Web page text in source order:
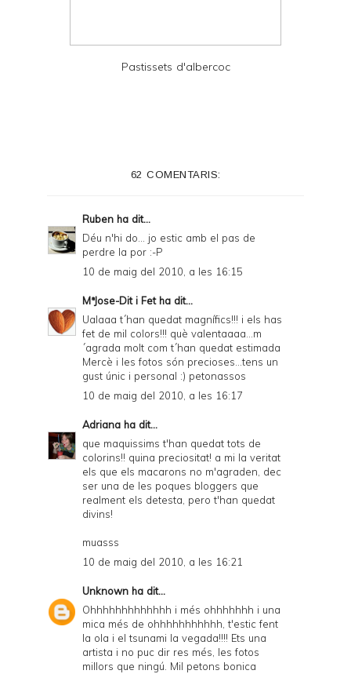
Pastissets d'albercoc
62 COMENTARIS:
Ruben ha dit...
Déu n'hi do... jo estic amb el pas de
perdre la por :-P
10 de maig del 2010, a les 16:15
MªJose-Dit i Fetha dit...
Ualaaa t´han quedat magnífics!!! i els has
fet de mil colors!!! què valentaaaa...m
´agrada molt com t´han quedat estimada
Mercè i les fotos són precioses...tens un
gust únic i personal :) petonassos
10 de maig del 2010, a les 16:17
Adriana ha dit...
que maquissims t'han quedat tots de
colorins!! quina preciositat! a mi la veritat
els que els macarons no m'agraden, dec
ser una de les poques bloggers que
realment els detesta, pero t'han quedat
divins!
muasss
10 de maig del 2010, a les 16:21
Unknown ha dit...
Ohhhhhhhhhhhhh i més ohhhhhhh i una
mica més de ohhhhhhhhhhh, t'estic fent
la ola i el tsunami la vegada!!!! Ets una
artista i no puc dir res més, les fotos
millors que ningú. Mil petons bonica